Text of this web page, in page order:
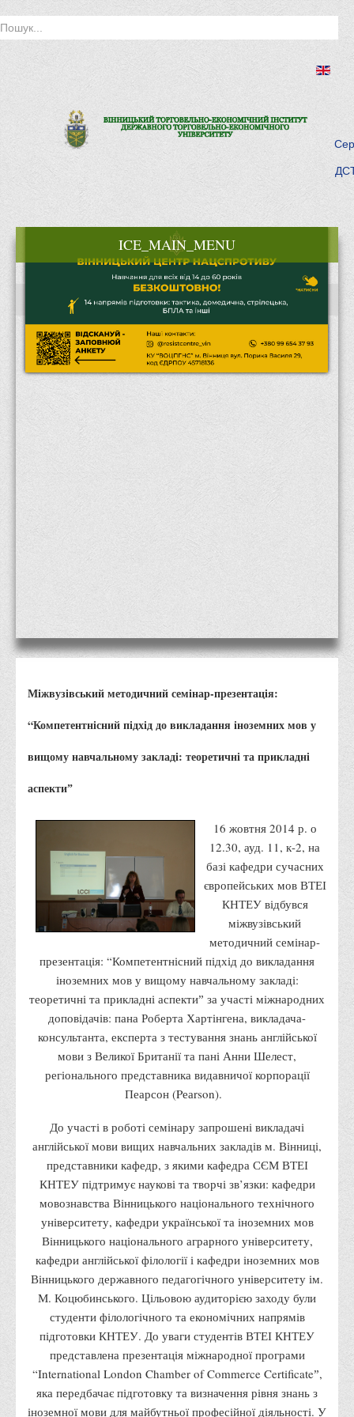
ICE_MAIN_MENU
Історія інституту
Інститут сьогодні
Місія та цілі
Публічна інформація
Заходи запобігання протиправним діям
Антикорупційні заходи
Протидія тероризму та насиллю
Як розпізнати глорифікацію збройної агресії РФ проти
України та протистояти їй?
Правила поведінки у разі виявлення вибухонебезпечних
Протидія торгівлі людьми
характеру
Правила безпечної поведінки учасників освітнього процесу в
Що можна і не можна знімати, показувати під час війни
Контакти державних та громадських організацій, які
пов'язане з конфліктом та їх родинам у Вінницькій області
10 точних фактів про наркотики. З’ясуй правду про
наркотики. Врятуй чиєсь життя
Контакти
3D тур
SEL
Smart Electronic Learning
Репозиторій
Структура
Адміністрація
Обліково-фінансовий
Торгівлі, маркетингу та сфери обслуговування
Економіки, менеджменту та права
Кафедри
Маркетингу та реклами
Товарознавства, експертизи та торговельного
підприємництва
Туризму та готельно-ресторанної справи
Фізичного виховання та спорту
Менеджменту та публічного управління
Психології
Міжвузівський методичний семінар-презентація:
“Компетентнісний підхід до викладання іноземних мов у
вищому навчальному закладі: теоретичні та прикладні
аспектиˮ
16 жовтня 2014 р. о
12.30, ауд. 11, к-2, на
базі кафедри сучасних
європейських мов ВТЕІ
КНТЕУ відбувся
міжвузівський
методичний семінар-
презентація: “Компетентнісний підхід до викладання
іноземних мов у вищому навчальному закладі:
теоретичні та прикладні аспектиˮ за участі міжнародних
доповідачів: пана Роберта Хартінгена, викладача-
консультанта, експерта з тестування знань англійської
мови з Великої Британії та пані Анни Шелест,
регіонального представника видавничої корпорації
Пеарсон (Pеаrson).
До участі в роботі семінару запрошені викладачі
англійської мови вищих навчальних закладів м. Вінниці,
представники кафедр, з якими кафедра СЄМ ВТЕІ
КНТЕУ підтримує наукові та творчі зв’язки: кафедри
мовознавства Вінницького національного технічного
університету, кафедри української та іноземних мов
Вінницького національного аграрного університету,
кафедри англійської філології і кафедри іноземних мов
Вінницького державного педагогічного університету ім.
М. Коцюбинського. Цільовою аудиторією заходу були
студенти філологічного та економічних напрямів
підготовки КНТЕУ. До уваги студентів ВТЕІ КНТЕУ
представлена презентація міжнародної програми
“International London Chamber of Commerce Certificateˮ,
яка передбачає підготовку та визначення рівня знань з
іноземної мови для майбутньої професійної діяльності. У